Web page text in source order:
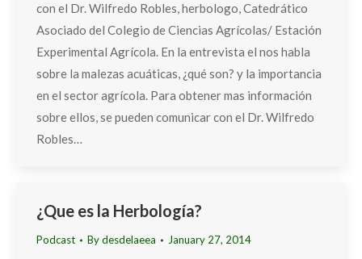
con el Dr. Wilfredo Robles, herbologo, Catedrático
Asociado del Colegio de Ciencias Agrícolas/ Estación
Experimental Agrícola. En la entrevista el nos habla
sobre la malezas acuáticas, ¿qué son? y la importancia
en el sector agrícola. Para obtener mas información
sobre ellos, se pueden comunicar con el Dr. Wilfredo
Robles…
¿Que es la Herbología?
Podcast Bydesdelaeea January 27, 2014